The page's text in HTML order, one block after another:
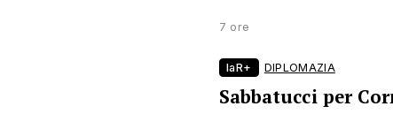
7 ore
laR+ DIPLOMAZIA
Sabbatucci per